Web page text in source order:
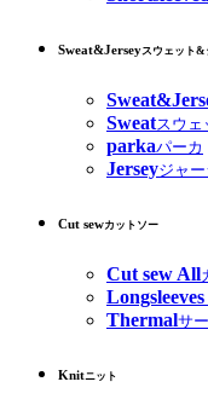
Sweat&Jerseyスウェット&
Sweatスウェ
parkaパーカ
Jerseyジャー
Cut sewカットソー
Cut sew All
Thermalサ
Knitニット